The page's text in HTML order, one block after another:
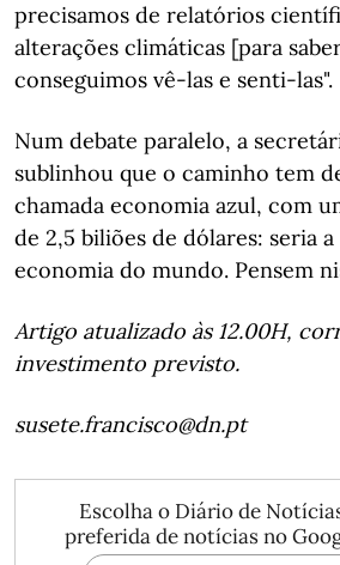
precisamos de relatórios
alterações climáticas [para
conseguimos vê-las e senti-las".
Num debate paralelo, a
sublinhou que o caminho tem
chamada economia azul, com
de 2,5 biliões de dólares: seria
economia do mundo. Pensem
Artigo atualizado às 12.00H,
investimento previsto.
susete.francisco@dn.pt
Escolha o Diário de
preferida de notícias no